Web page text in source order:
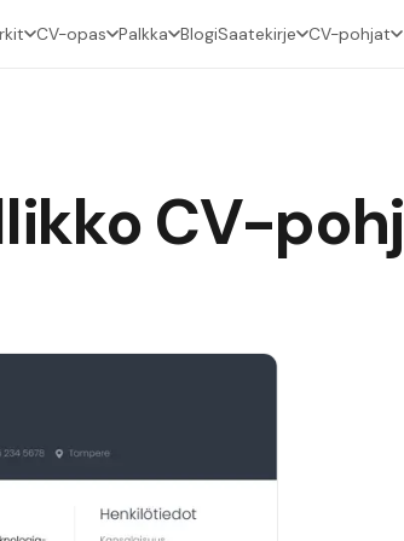
CV-opas Palkka BlogiSaatekirje CV-pohjat
CV-